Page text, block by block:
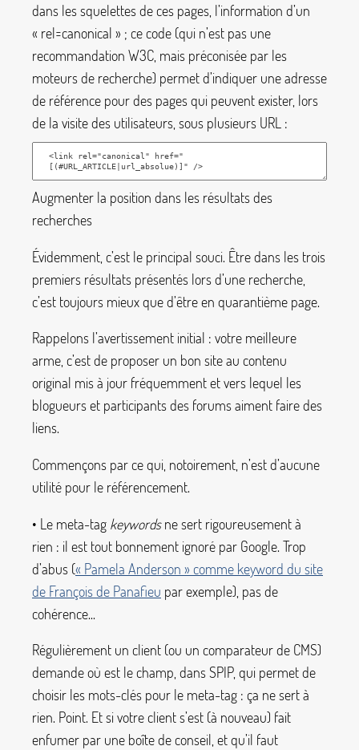
dans les squelettes de ces pages, l’information d’un
« rel=canonical » ; ce code (qui n’est pas une
recommandation W3C, mais préconisée par les
moteurs de recherche) permet d’indiquer une adresse
de référence pour des pages qui peuvent exister, lors
de la visite des utilisateurs, sous plusieurs URL :
Augmenter la position dans les résultats des
recherches
Évidemment, c’est le principal souci. Être dans les trois
premiers résultats présentés lors d’une recherche,
c’est toujours mieux que d’être en quarantième page.
Rappelons l’avertissement initial : votre meilleure
arme, c’est de proposer un bon site au contenu
original mis à jour fréquemment et vers lequel les
blogueurs et participants des forums aiment faire des
liens.
Commençons par ce qui, notoirement, n’est d’aucune
utilité pour le référencement.
• Le meta-tag keywordsne sert rigoureusement à
rien : il est tout bonnement ignoré par Google. Trop
d’abus (« Pamela Anderson » comme keyword du site
de François de Panafieu par exemple), pas de
cohérence...
Régulièrement un client (ou un comparateur de CMS)
demande où est le champ, dans SPIP, qui permet de
choisir les mots-clés pour le meta-tag : ça ne sert à
rien. Point. Et si votre client s’est (à nouveau) fait
enfumer par une boîte de conseil, et qu’il faut